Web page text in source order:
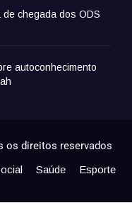
chegada dos ODS
autoconhecimento
os direitos reservados
Saúde
Esporte